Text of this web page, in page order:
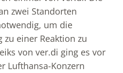
zwei Standorten
um die
einer Reaktion zu
von ver.di ging es vor
Lufthansa-Konzern